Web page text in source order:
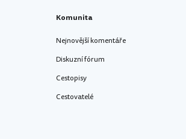
Komunita
Nejnovější komentáře
Diskuzní fórum
Cestopisy
Cestovatelé